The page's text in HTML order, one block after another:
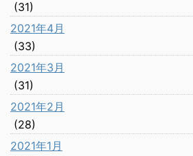
(31)
2021年4月
(33)
2021年3月
(31)
2021年2月
(28)
2021年1月